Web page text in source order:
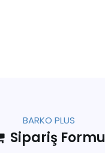
BARKO PLUS
Sipariş Formu